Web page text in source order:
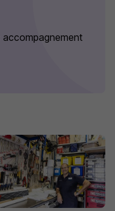
accompagnement